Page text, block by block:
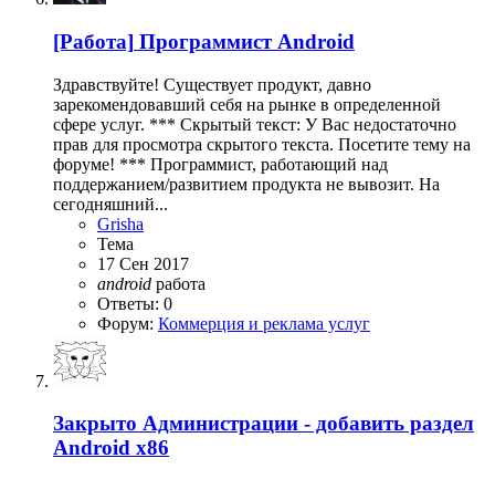
[Работа] Программист Android
Здравствуйте! Существует продукт, давно
зарекомендовавший себя на рынке в определенной
сфере услуг. *** Скрытый текст: У Вас недостаточно
прав для просмотра скрытого текста. Посетите тему на
форуме! *** Программист, работающий над
поддержанием/развитием продукта не вывозит. На
сегодняшний...
Grisha
Тема
17 Сен 2017
android работа
Ответы: 0
Форум: Коммерция и реклама услуг
Закрыто Администрации - добавить раздел
Android x86